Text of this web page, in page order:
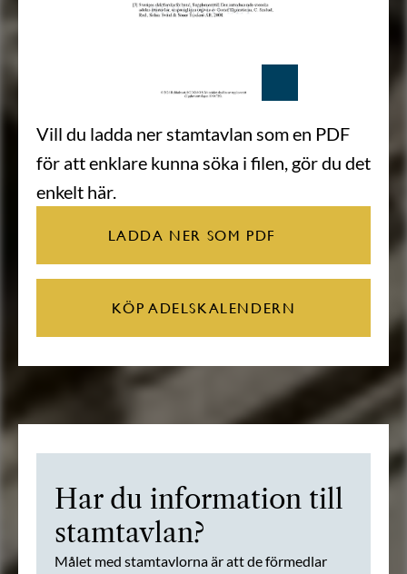
Vill du ladda ner stamtavlan som en PDF
för att enklare kunna söka i filen, gör du det
enkelt här.
LADDA NER SOM PDF
KÖP ADELSKALENDERN
Har du information till
stamtavlan?
Målet med stamtavlorna är att de förmedlar